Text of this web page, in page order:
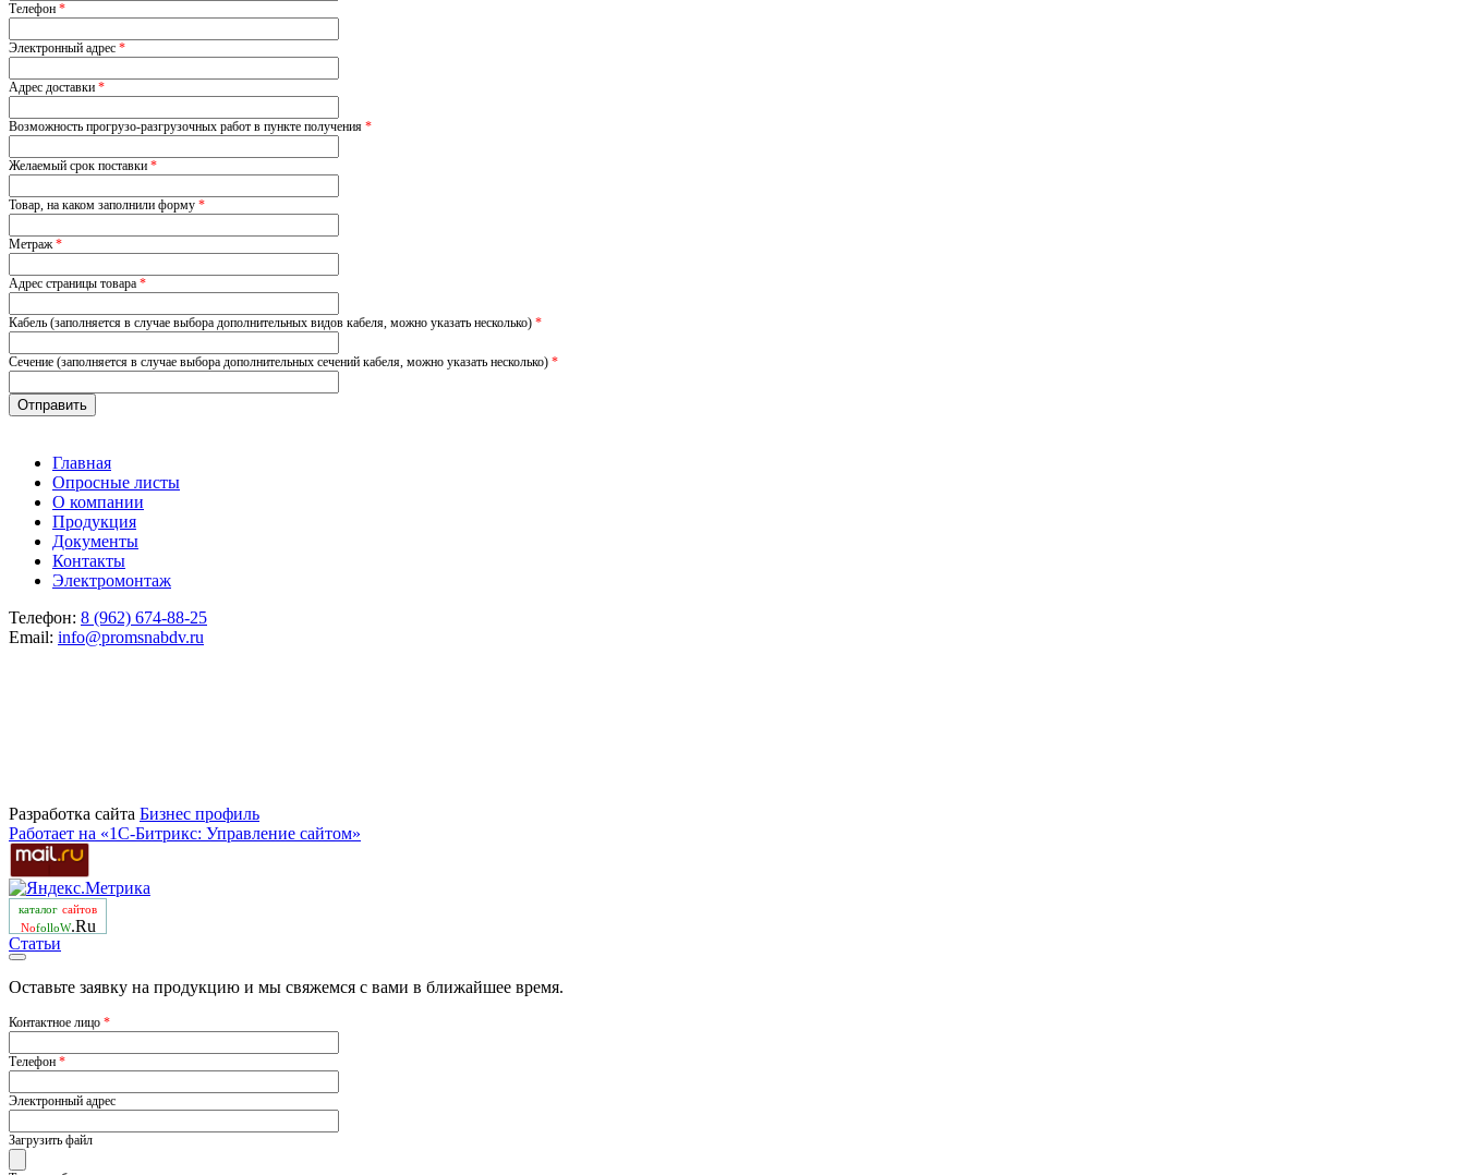
Телефон *
Электронный адрес *
Адрес доставки *
Возможность прогрузо-разгрузочных работ в пункте получения *
Желаемый срок поставки *
Товар, на каком заполнили форму *
Метраж*
Адрес страницы товара *
Кабель (заполняется в случае выбора дополнительных видов кабеля, можно указать несколько) *
Сечение (заполняется в случае выбора дополнительных сечений кабеля, можно указать несколько) *
Главная
Опросные листы
О компании
Продукция
Документы
Контакты
Электромонтаж
Телефон: 8 (962) 674-88-25
Email: info@promsnabdv.ru
Разработка сайта Бизнеc профиль
Работает на «1С-Битрикс: Управление сайтом»
каталог сайтов
NofolloW.Ru
Статьи
Оставьте заявку на продукцию и мы свяжемся с вами в ближайшее время.
Контактное лицо *
Телефон *
Электронный адрес
Загрузить файл